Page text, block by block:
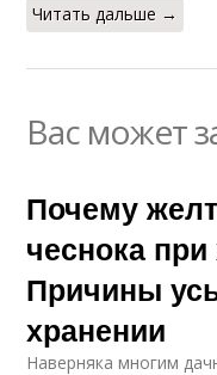
Читать дальше →
Вас может
Почему
чеснока
Причины
хранении
Наверняка многим